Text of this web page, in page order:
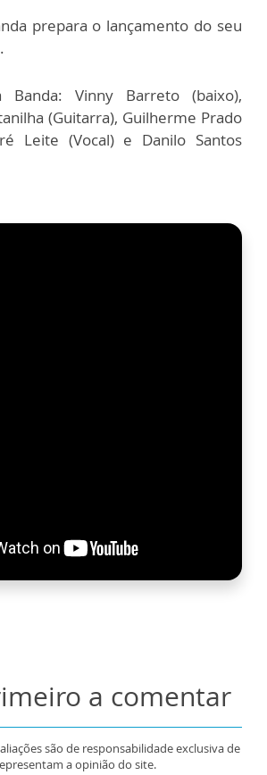
prepara o lançamento do seu
Banda: Vinny Barreto (baixo),
(Guitarra), Guilherme Prado
Leite (Vocal) e Danilo Santos
a comentar
são de responsabilidade exclusiva de
a opinião do site.